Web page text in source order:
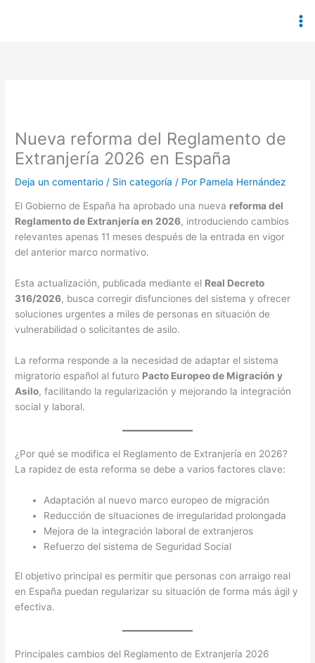
Nueva reforma del Reglamento de
Extranjería 2026 en España
Deja un comentario / Sin categoría / Por Pamela Hernández
El Gobierno de España ha aprobado una nueva reforma del
Reglamento de Extranjería en 2026, introduciendo cambios
relevantes apenas 11 meses después de la entrada en vigor
del anterior marco normativo.
Esta actualización, publicada mediante el Real Decreto
316/2026, busca corregir disfunciones del sistema y ofrecer
soluciones urgentes a miles de personas en situación de
vulnerabilidad o solicitantes de asilo.
La reforma responde a la necesidad de adaptar el sistema
migratorio español al futuro Pacto Europeo de Migración y
Asilo, facilitando la regularización y mejorando la integración
social y laboral.
¿Por qué se modifica el Reglamento de Extranjería en 2026?
La rapidez de esta reforma se debe a varios factores clave:
Adaptación al nuevo marco europeo de migración
Reducción de situaciones de irregularidad prolongada
Mejora de la integración laboral de extranjeros
Refuerzo del sistema de Seguridad Social
El objetivo principal es permitir que personas con arraigo real
en España puedan regularizar su situación de forma más ágil y
efectiva.
Principales cambios del Reglamento de Extranjería 2026